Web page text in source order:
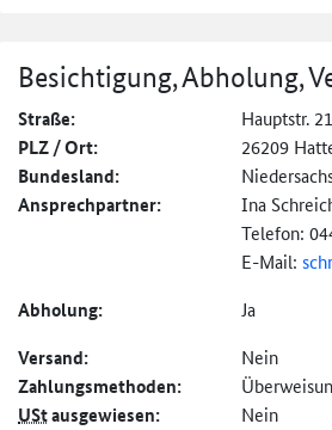
Besichtigung, Abholung,
Straße: Hauptstr. 21
PLZ / Ort: 26209
Bundesland:
Ansprechpartner:
Ina
Telefon:
E-Mail:
Abholung: Ja
Versand: Nein
Zahlungs­methoden:
UStausgewiesen: Nein